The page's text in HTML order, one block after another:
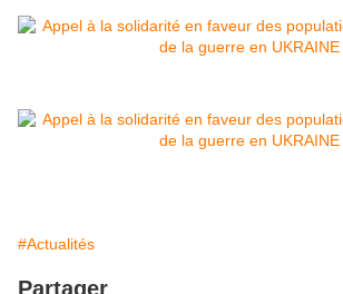
#Actualités
Partager